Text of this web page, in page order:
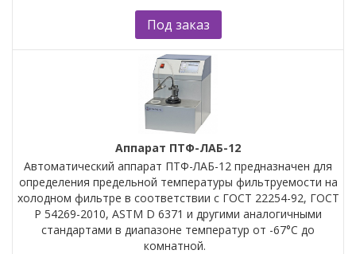
Под заказ
Аппарат ПТФ-ЛАБ-12
Автоматический аппарат ПТФ-ЛАБ-12 предназначен для
определения предельной температуры фильтруемости на
холодном фильтре в соответствии с ГОСТ 22254-92, ГОСТ
Р 54269-2010, ASTM D 6371 и другими аналогичными
стандартами в диапазоне температур от -67°С до
комнатной.